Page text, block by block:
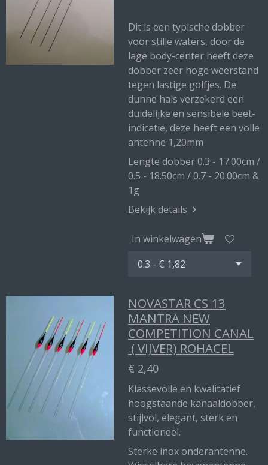
Dit is een typische dobber
voor stille waters, door de
lage body-center heeft deze
dobber zeer hoge weerstand
tegen lastige golfjes. De
dunne hals verzekerd een
duidelijke en sensibele beet-
indicatie, deze heeft een volle
antenne 1,20mm
Lengte dobber 0.3 - 17.00cm /
0.5 - 18.50cm / 0.7 - 20.00cm &
1g
Bekijk details
In winkelwagen
NOVASTAR CS 13
MANTRA NEW
COMPETITION CANAL
( VIJVER) ROHACEL
€ 2,40
Klassevolle en kwalitatief
hoogstaande kanaaldobber,
stijlvol, elegant, sterk en
functioneel.
Sterke inox onderantenne.